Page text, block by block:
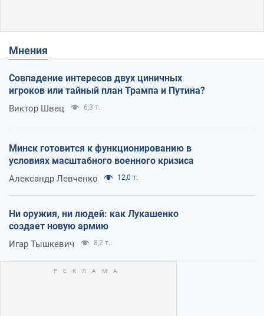
Мнения
Совпадение интересов двух циничных
игроков или тайный план Трампа и Путина?
Виктор Швец 6,3 т.
Минск готовится к функционированию в
условиях масштабного военного кризиса
Александр Левченко 12,0 т.
Ни оружия, ни людей: как Лукашенко
создает новую армию
Игар Тышкевич 8,2 т.